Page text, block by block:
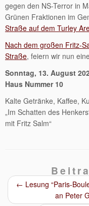
gegen den NS-Terror in
Grünen Fraktionen im
Straße auf dem Turley
Nach dem großen Fritz-
Straße, feiern wir nun
Sonntag, 13. August
Haus Nummer 10
Kalte Getränke, Kaffee,
„Im Schatten des
mit Fritz Salm“
← Lesung “Paris-
an Peter